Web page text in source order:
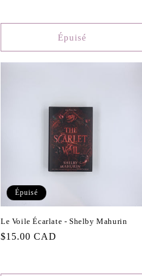
Épuisé
Épuisé
Le Voile Écarlate - Shelby Mahurin
Prix
$15.00 CAD